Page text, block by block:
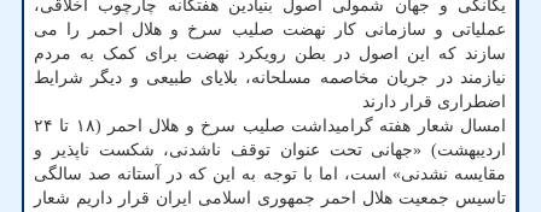
یگانگی و جهان شمولی اصول بنیادین هفتگانه چارچوب اخلاقی،
عملیاتی و سازمانی کار نهضت صلیب سرخ و هلال احمر را می
سازند که این اصول در بطن رویکرد نهضت برای کمک به مردم
نیازمند در جریان مخاصمه مسلحانه، بلایای طبیعی و دیگر شرایط
اضطراری قرار دارند
امسال شعار هفته گرامیداشت صلیب سرخ و هلال احمر (۱۸ تا ۲۴
اردیبهشت) «جهانی تحت عنوان توقف ناشدنی، شکست ناپذیر و
مقایسه نشدنی» است، اما با توجه به این که در آستانه صد سالگی
تاسیس جمعیت هلال احمر جمهوری اسلامی ایران قرار داریم شعار